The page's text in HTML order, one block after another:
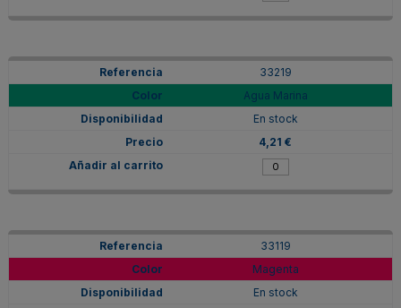
33219
Agua Marina
En stock
4,21 €
33119
Magenta
En stock